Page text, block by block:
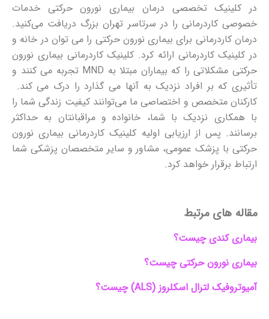
در کلینیک تخصصی درمان بیماری نورون حرکتی خدمات
خصوصی کاردرمانی را در سرتاسر تهران بزرگ دریافت می‌کنید.
درمان کاردرمانی برای بیماری نورون حرکتی را می توان در خانه و
در کلینیک کاردرمانی ارائه کرد. کلینیک کاردرمانی بیماری نورون
حرکتی مشکلاتی را که بیماران مبتلا به MND تجربه می کنند و
تأثیری که بر افراد نزدیک به آنها می گذارد را درک می کند.
کارکنان متخصص و اختصاصی ما می‌توانند کیفیت زندگی شما را
با همکاری نزدیک با شما، خانواده و مراقبانتان به حداکثر
برسانند. پس از ارزیابی اولیه کلینیک کاردرمانی بیماری نورون
حرکتی با پزشک عمومی، مشاور و سایر متخصصان پزشکی شما
ارتباط برقرار خواهد کرد.
مقاله های مرتبط
بیماری کندی چیست؟
بیماری نورون حرکتی چیست؟
آمیوتروفیک لترال اسکلروز (ALS) چیست؟